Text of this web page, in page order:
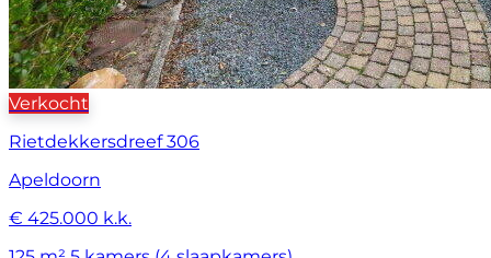
Verkocht
Rietdekkersdreef 306
Apeldoorn
€ 425.000 k.k.